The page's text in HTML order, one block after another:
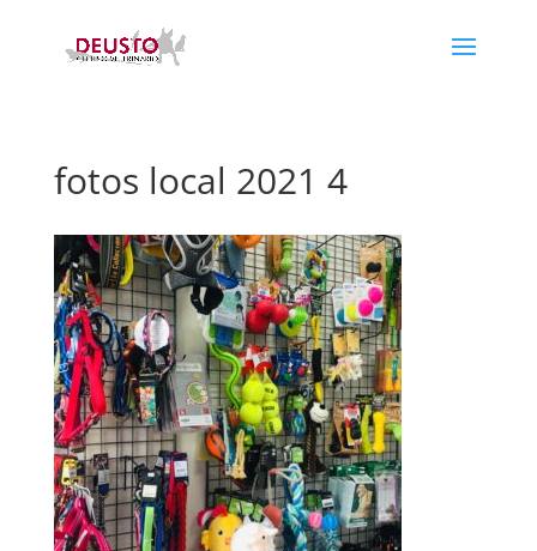
fotos local 2021 4